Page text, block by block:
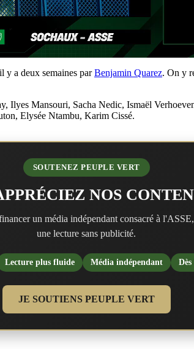
y a deux semaines parBenjamin Quarez. On y
Mansouri, Sacha Nedic, Ismaël
Elysée Ntambu, Karim Cissé.
SOUTENEZ PEUPLE VERT
NOS
un média indépendant consacré à
une lecture sans publicité.
Lecture plus fluide Média indépendant
JE SOUTIENS PEUPLE VERT